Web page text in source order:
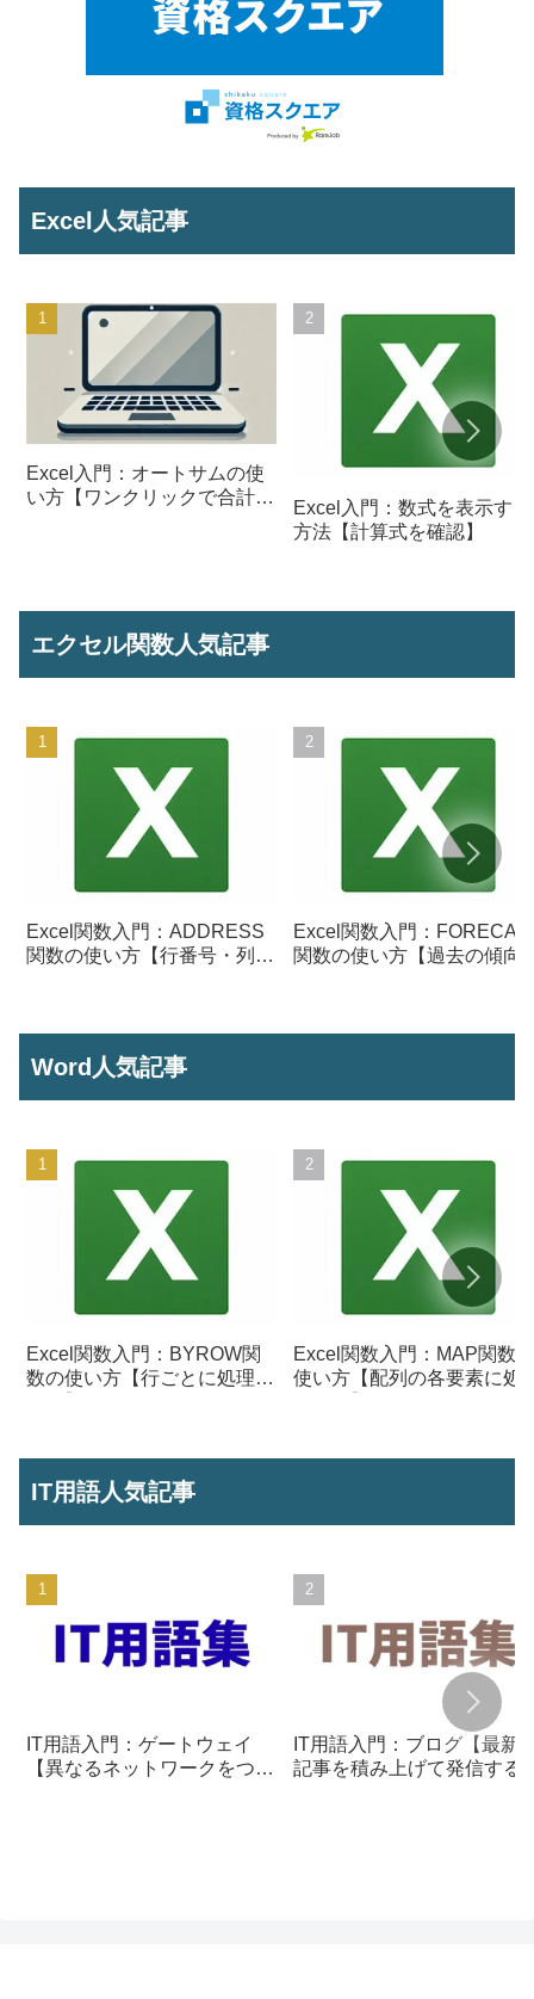
Excel人気記事
Excel入門：オートサムの使
い方【ワンクリックで合計を
Excel入門：数式を表示する
方法【計算式を確認】
エクセル関数人気記事
Excel関数入門：ADDRESS
関数の使い方【行番号・列番
Excel関数入門：
関数の使い方【過去の傾向
Word人気記事
Excel関数入門：BYROW関
数の使い方【行ごとに処理を
Excel関数入門：MAP関数の
使い方【配列の各要素に処
IT用語人気記事
IT用語入門：ゲートウェイ
【異なるネットワークをつな
IT用語入門：ブログ【最新
記事を積み上げて発信する